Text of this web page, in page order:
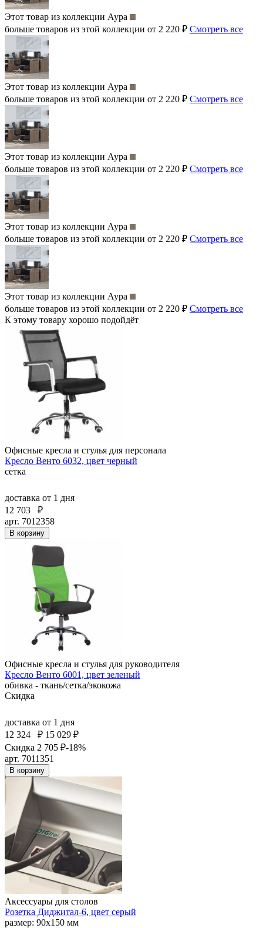
Этот товар из коллекции Аура
больше товаров из этой коллекции от 2 220 ₽ Смотреть все
Этот товар из коллекции Аура
больше товаров из этой коллекции от 2 220 ₽ Смотреть все
Этот товар из коллекции Аура
больше товаров из этой коллекции от 2 220 ₽ Смотреть все
Этот товар из коллекции Аура
больше товаров из этой коллекции от 2 220 ₽ Смотреть все
Этот товар из коллекции Аура
больше товаров из этой коллекции от 2 220 ₽ Смотреть все
К этому товару хорошо подойдёт
Офисные кресла и стулья для персонала
Кресло Венто 6032, цвет черный
сетка
доставка от 1 дня
12 703
₽
арт. 7012358
В корзину
Офисные кресла и стулья для руководителя
Кресло Венто 6001, цвет зеленый
обивка - ткань/сетка/экокожа
Скидка
доставка от 1 дня
12 324
₽ 15 029 ₽
Скидка 2 705 ₽-18%
арт. 7011351
В корзину
Аксессуары для столов
Розетка Диджитал-6, цвет серый
размер: 90х150 мм